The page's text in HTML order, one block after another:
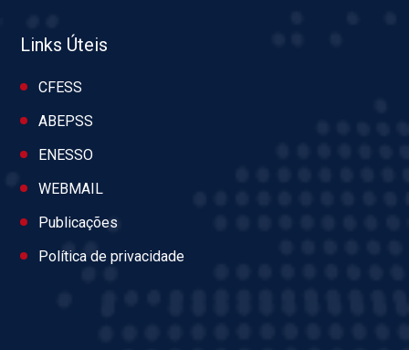
Links Úteis
CFESS
ABEPSS
ENESSO
WEBMAIL
Publicações
Política de privacidade